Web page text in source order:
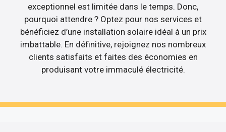
exceptionnel est limitée dans le temps. Donc,
pourquoi attendre ? Optez pour nos services et
bénéficiez d’une installation solaire idéal à un prix
imbattable. En définitive, rejoignez nos nombreux
clients satisfaits et faites des économies en
produisant votre immaculé électricité.